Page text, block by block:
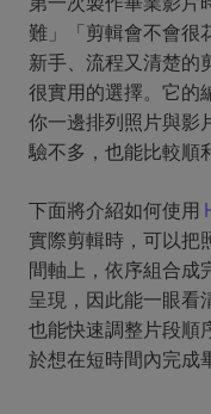
難」「剪輯會不會很
新手、流程又清楚的
很實用的選擇。它的
你一邊排列照片與影
驗不多，也能比較順
下面將介紹如何使用
實際剪輯時，可以把
間軸上，依序組合成
呈現，因此能一眼看
也能快速調整片段順
於想在短時間內完成